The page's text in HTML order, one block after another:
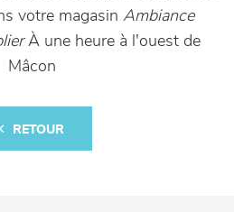
votre magasin Ambiance
À une heure à l'ouest de
Mâcon
RETOUR